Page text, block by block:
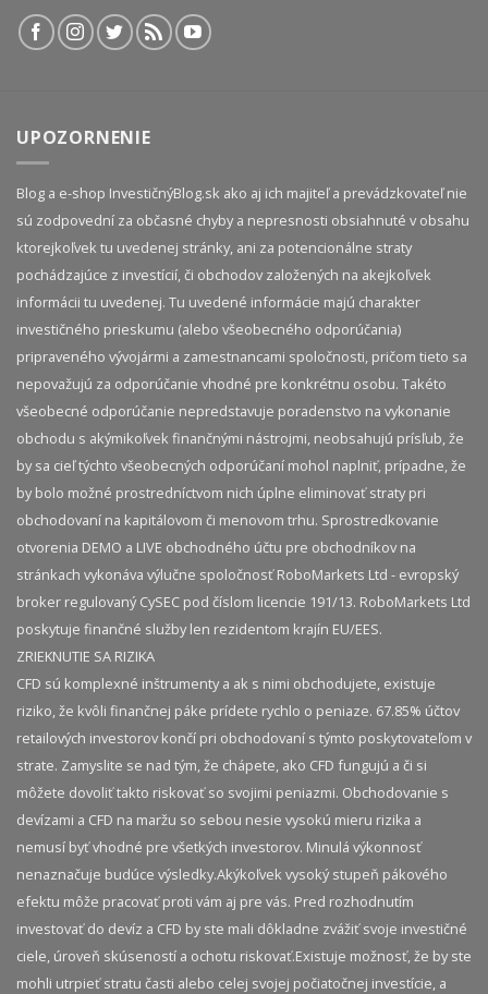
UPOZORNENIE
Blog a e-shop InvestičnýBlog.sk ako aj ich majiteľ a prevádzkovateľ nie
sú zodpovední za občasné chyby a nepresnosti obsiahnuté v obsahu
ktorejkoľvek tu uvedenej stránky, ani za potencionálne straty
pochádzajúce z investícií, či obchodov založených na akejkoľvek
informácii tu uvedenej. Tu uvedené informácie majú charakter
investičného prieskumu (alebo všeobecného odporúčania)
pripraveného vývojármi a zamestnancami spoločnosti, pričom tieto sa
nepovažujú za odporúčanie vhodné pre konkrétnu osobu. Takéto
všeobecné odporúčanie nepredstavuje poradenstvo na vykonanie
obchodu s akýmikoľvek finančnými nástrojmi, neobsahujú prísľub, že
by sa cieľ týchto všeobecných odporúčaní mohol naplniť, prípadne, že
by bolo možné prostredníctvom nich úplne eliminovať straty pri
obchodovaní na kapitálovom či menovom trhu. Sprostredkovanie
otvorenia DEMO a LIVE obchodného účtu pre obchodníkov na
stránkach vykonáva výlučne spoločnosť RoboMarkets Ltd - evropský
broker regulovaný CySEC pod číslom licencie 191/13. RoboMarkets Ltd
poskytuje finančné služby len rezidentom krajín EU/EES.
ZRIEKNUTIE SA RIZIKA
CFD sú komplexné inštrumenty a ak s nimi obchodujete, existuje
riziko, že kvôli finančnej páke prídete rychlo o peniaze. 67.85% účtov
retailových investorov končí pri obchodovaní s týmto poskytovateľom v
strate. Zamyslite se nad tým, že chápete, ako CFD fungujú a či si
môžete dovoliť takto riskovať so svojimi peniazmi. Obchodovanie s
devízami a CFD na maržu so sebou nesie vysokú mieru rizika a
nemusí byť vhodné pre všetkých investorov. Minulá výkonnosť
nenaznačuje budúce výsledky.​ Akýkoľvek vysoký stupeň pákového
efektu môže pracovať proti vám aj pre vás. Pred rozhodnutím
investovať do devíz a CFD by ste mali dôkladne zvážiť svoje investičné
ciele, úroveň skúseností a ochotu riskovať.​ Existuje možnosť, že by ste
mohli utrpieť stratu časti alebo celej svojej počiatočnej investície, a